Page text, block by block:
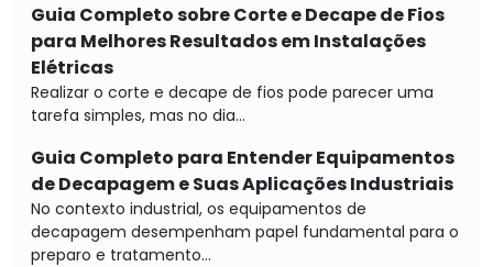
Guia Completo sobre Corte e Decape de Fios
para Melhores Resultados em Instalações
Elétricas
Realizar o corte e decape de fios pode parecer uma
tarefa simples, mas no dia...
Guia Completo para Entender Equipamentos
de Decapagem e Suas Aplicações Industriais
No contexto industrial, os equipamentos de
decapagem desempenham papel fundamental para o
preparo e tratamento...